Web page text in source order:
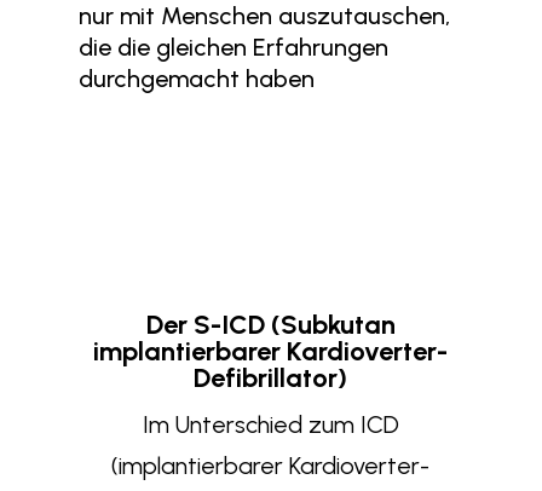
nur mit Menschen auszutauschen,
die die gleichen Erfahrungen
durchgemacht haben
Der S-ICD (Subkutan
implantierbarer Kardioverter-
Defibrillator)
Im Unterschied zum ICD
(implantierbarer Kardioverter-